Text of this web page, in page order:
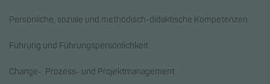
Persönliche, soziale und methodisch-didaktische Kompetenzen
Führung und Führungspersönlichkeit
Change-, Prozess- und Projektmanagement